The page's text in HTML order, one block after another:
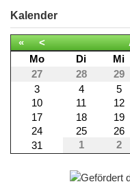
Kalender
« <
Mo
Di Mi
27
28 29
3
4 5
10
11 12
17
18 19
24
25 26
31
1 2